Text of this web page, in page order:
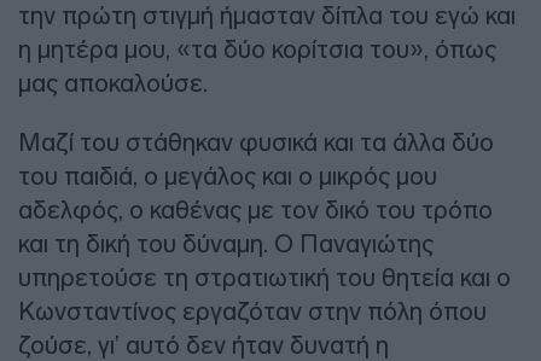
την πρώτη στιγμή ήμασταν δίπλα του εγώ και
η μητέρα μου, «τα δύο κορίτσια του», όπως
μας αποκαλούσε.
Μαζί του στάθηκαν φυσικά και τα άλλα δύο
του παιδιά, ο μεγάλος και ο μικρός μου
αδελφός, ο καθένας με τον δικό του τρόπο
και τη δική του δύναμη. Ο Παναγιώτης
υπηρετούσε τη στρατιωτική του θητεία και ο
Κωνσταντίνος εργαζόταν στην πόλη όπου
ζούσε, γι’ αυτό δεν ήταν δυνατή η